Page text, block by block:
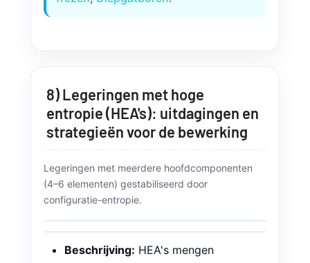
8) Legeringen met hoge
entropie (HEA's): uitdagingen en
strategieën voor de bewerking
Legeringen met meerdere hoofdcomponenten
(4–6 elementen) gestabiliseerd door